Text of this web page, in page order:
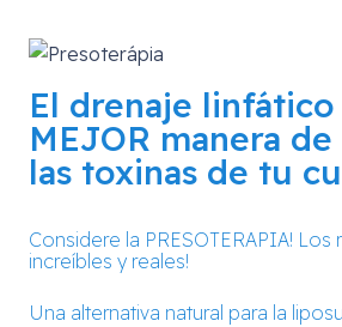
El drenaje linfático
MEJOR manera
las toxinas de tu
Considere la PRESOTERAPIA! Los
increíbles y reales!
Una alternativa natural para la